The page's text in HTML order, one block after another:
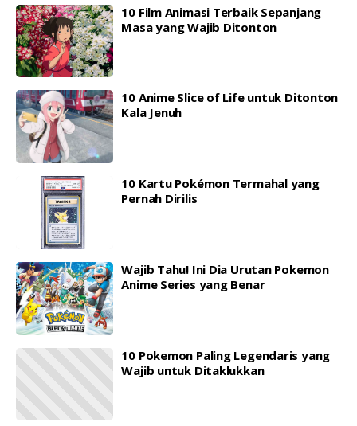
10 Film Animasi Terbaik Sepanjang
Masa yang Wajib Ditonton
10 Anime Slice of Life untuk Ditonton
Kala Jenuh
10 Kartu Pokémon Termahal yang
Pernah Dirilis
Wajib Tahu! Ini Dia Urutan Pokemon
Anime Series yang Benar
10 Pokemon Paling Legendaris yang
Wajib untuk Ditaklukkan